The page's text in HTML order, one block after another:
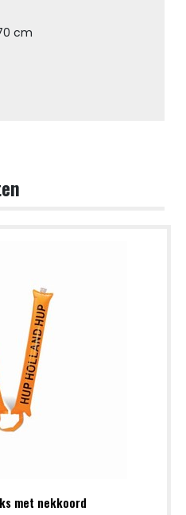
cm
met nekkoord